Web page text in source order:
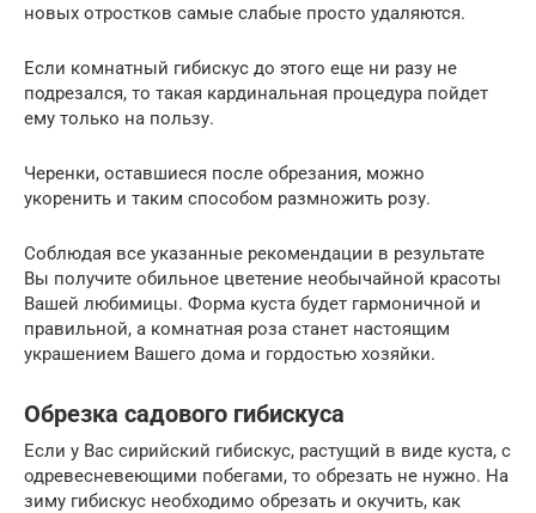
новых отростков самые слабые просто удаляются.
Если комнатный гибискус до этого еще ни разу не
подрезался, то такая кардинальная процедура пойдет
ему только на пользу.
Черенки, оставшиеся после обрезания, можно
укоренить и таким способом размножить розу.
Соблюдая все указанные рекомендации в результате
Вы получите обильное цветение необычайной красоты
Вашей любимицы. Форма куста будет гармоничной и
правильной, а комнатная роза станет настоящим
украшением Вашего дома и гордостью хозяйки.
Обрезка садового гибискуса
Если у Вас сирийский гибискус, растущий в виде куста, с
одревесневеющими побегами, то обрезать не нужно. На
зиму гибискус необходимо обрезать и окучить, как